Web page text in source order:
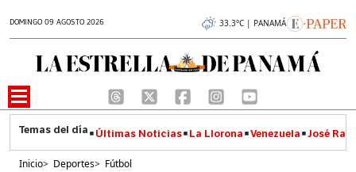
DOMINGO 09 AGOSTO 2026 33.3°C | PANAMÁ
Últimas Noticias La Llorona Venezuela José
Inicio> Deportes> Fútbol